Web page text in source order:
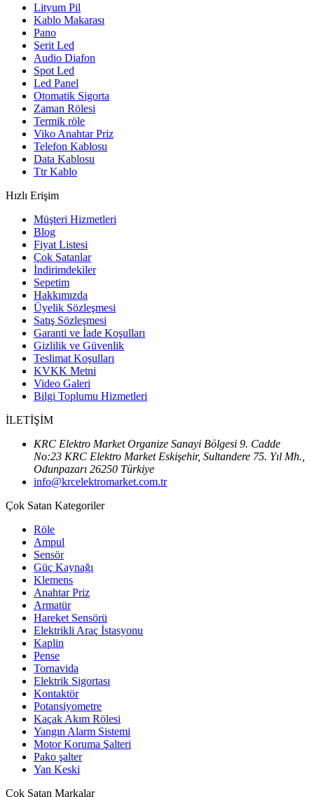
Lityum Pil
Kablo Makarası
Pano
Şerit Led
Audio Diafon
Spot Led
Led Panel
Otomatik Sigorta
Zaman Rölesi
Termik röle
Viko Anahtar Priz
Telefon Kablosu
Data Kablosu
Ttr Kablo
Hızlı Erişim
Müşteri Hizmetleri
Blog
Fiyat Listesi
Çok Satanlar
İndirimdekiler
Sepetim
Hakkımızda
Üyelik Sözleşmesi
Satış Sözleşmesi
Garanti ve İade Koşulları
Gizlilik ve Güvenlik
Teslimat Koşulları
KVKK Metni
Video Galeri
Bilgi Toplumu Hizmetleri
İLETİŞİM
KRC Elektro Market Organize Sanayi Bölgesi 9. Cadde
No:23 KRC Elektro Market Eskişehir, Sultandere 75. Yıl Mh.,
Odunpazarı 26250 Türkiye
info@krcelektromarket.com.tr
Çok Satan Kategoriler
Röle
Ampul
Sensör
Güç Kaynağı
Klemens
Anahtar Priz
Armatür
Hareket Sensörü
Elektrikli Araç İstasyonu
Kaplin
Pense
Tornavida
Elektrik Sigortası
Kontaktör
Potansiyometre
Kaçak Akım Rölesi
Yangın Alarm Sistemi
Motor Koruma Şalteri
Pako şalter
Yan Keski
Çok Satan Markalar